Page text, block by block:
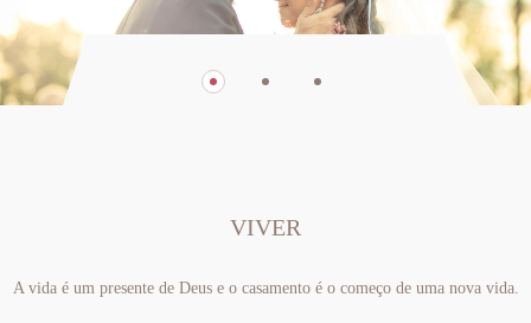
VIVER
A vida é um presente de Deus e o casamento é o começo de uma nova vida.